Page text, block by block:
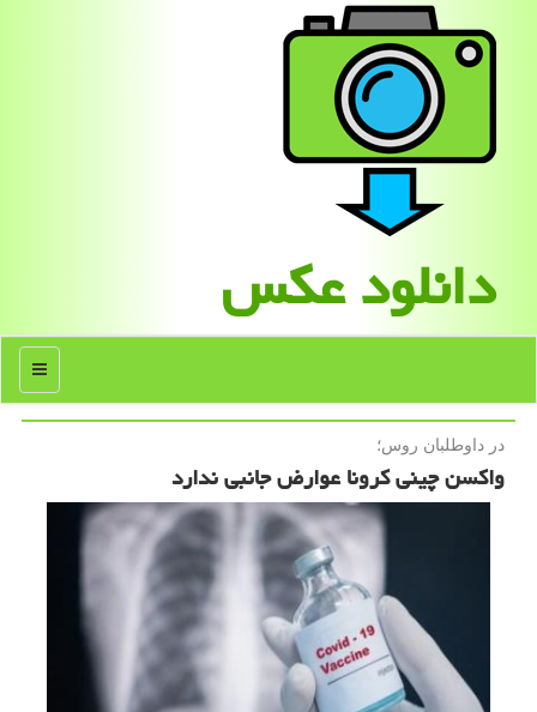
دانلود عكس
منو
در داوطلبان روس؛
واكسن چینی كرونا عوارض جانبی ندارد